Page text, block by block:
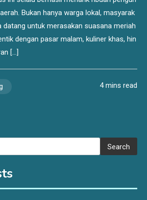
Bukan hanya warga lokal, masyarak
datang untuk merasakan suasana meriah
dengan pasar malam, kuliner khas, hin
[…]
4 mins read
Search